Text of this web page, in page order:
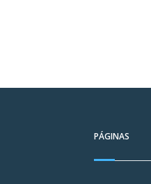
PÁGINAS